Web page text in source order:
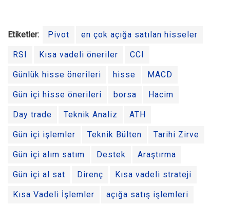
Etiketler: Pivot en çok açığa satılan hisseler
RSI Kısa vadeli öneriler CCI
Günlük hisse önerileri hisse MACD
Gün içi hisse önerileri borsa Hacim
Day trade Teknik Analiz ATH
Gün içi işlemler Teknik Bülten Tarihi Zirve
Gün içi alım satım Destek Araştırma
Gün içi al sat Direnç Kısa vadeli strateji
Kısa Vadeli İşlemler açığa satış işlemleri